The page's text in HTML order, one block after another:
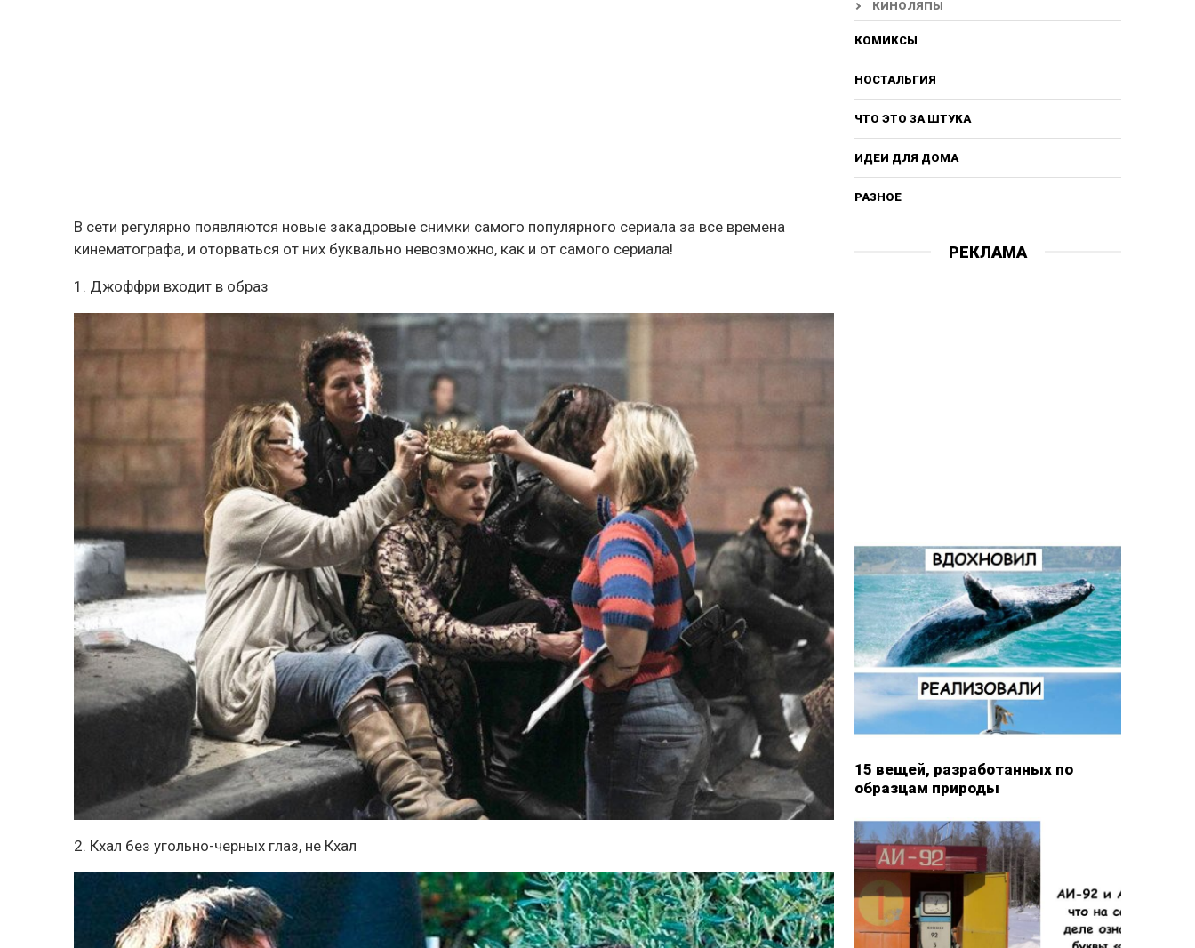
В сети регулярно появляются новые закадровые снимки самого популярного сериала за все времена
кинематографа, и оторваться от них буквально невозможно, как и от самого сериала!
1. Джоффри входит в образ
2. Кхал без угольно-черных глаз, не Кхал
КИНОЛЯПЫ
КОМИКСЫ
НОСТАЛЬГИЯ
ЧТО ЭТО ЗА ШТУКА
ИДЕИ ДЛЯ ДОМА
РАЗНОЕ
РЕКЛАМА
15 вещей, разработанных по
образцам природы